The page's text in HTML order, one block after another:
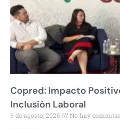
Copred: Impacto
Inclusión Laboral
6 de agosto, 2026 No hay